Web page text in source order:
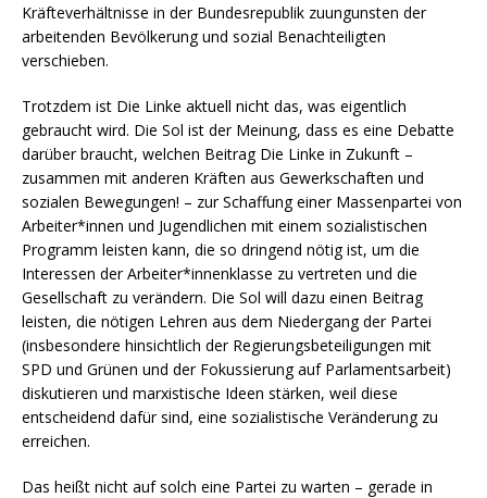
Kräfteverhältnisse in der Bundesrepublik zuungunsten der
arbeitenden Bevölkerung und sozial Benachteiligten
verschieben.
Trotzdem ist Die Linke aktuell nicht das, was eigentlich
gebraucht wird. Die Sol ist der Meinung, dass es eine Debatte
darüber braucht, welchen Beitrag Die Linke in Zukunft –
zusammen mit anderen Kräften aus Gewerkschaften und
sozialen Bewegungen! – zur Schaffung einer Massenpartei von
Arbeiter*innen und Jugendlichen mit einem sozialistischen
Programm leisten kann, die so dringend nötig ist, um die
Interessen der Arbeiter*innenklasse zu vertreten und die
Gesellschaft zu verändern. Die Sol will dazu einen Beitrag
leisten, die nötigen Lehren aus dem Niedergang der Partei
(insbesondere hinsichtlich der Regierungsbeteiligungen mit
SPD und Grünen und der Fokussierung auf Parlamentsarbeit)
diskutieren und marxistische Ideen stärken, weil diese
entscheidend dafür sind, eine sozialistische Veränderung zu
erreichen.
Das heißt nicht auf solch eine Partei zu warten – gerade in